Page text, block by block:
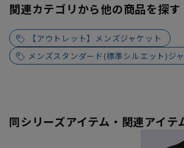
関連カテゴリから他の商品を探す
【アウトレット】メンズジャケット
メンズスタンダード(標準シルエット)ジ
同シリーズアイテム・関連アイテ